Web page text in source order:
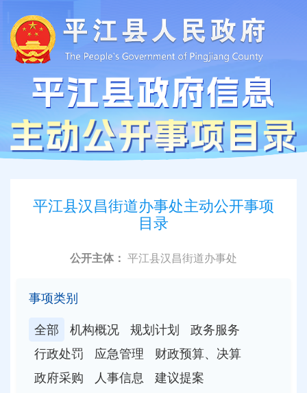
平江县汉昌街道办事处主动公开事项
目录
公开主体： 平江县汉昌街道办事处
事项类别
全部 机构概况 规划计划
政务服务
行政处罚
应急管理
财政预算、决算
政府采购
人事信息
建议提案